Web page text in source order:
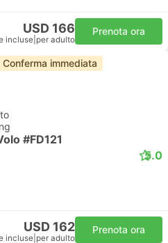
USD 166
incluse per adulto
Prenota ora
Conferma immediata
#FD121
5.0
USD 162
incluse per adulto
Prenota ora